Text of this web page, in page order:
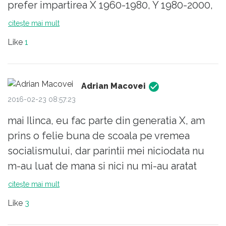
stearga total.Bineinteles ca pentru noi cei din
generatia X va ramane cea mai importanta!
O zi buna va doresc !
prefer impartirea X 1960-1980, Y 1980-2000,
Z 2000-2020 fiindca este mai usor de tinut
atitudinea si valorile nu data nasterii. Eu de
exemplu sunt un Z nascut in '69 :)
citește mai mult
Like 1
Adrian Macovei
2016-02-23 08:57:23
mai Ilinca, eu fac parte din generatia X, am
prins o felie buna de scoala pe vremea
socialismului, dar parintii mei niciodata nu
m-au luat de mana si nici nu mi-au aratat
'calea' , am stiut de mic ce imi place si ce
citește mai mult
Like 3